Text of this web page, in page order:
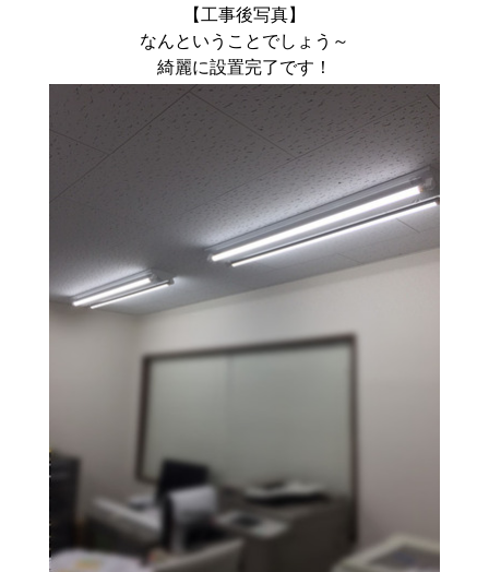
【工事後写真】
なんということでしょう～
綺麗に設置完了です！